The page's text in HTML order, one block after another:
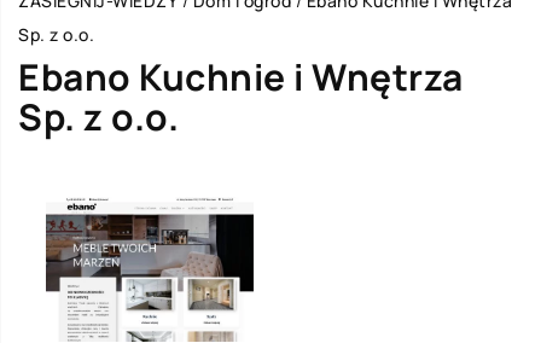
Sp. z o.o.
Ebano Kuchnie i Wnętrza
Sp. z o.o.